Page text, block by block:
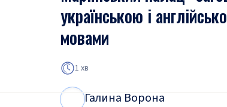
українською і
мовами
1 хв
Галина Ворона